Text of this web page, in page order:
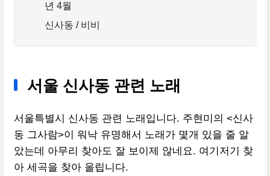
년 4월
신사동 / 비비
서울 신사동 관련 노래
서울특별시 신사동 관련 노래입니다. 주현미의 <신사
동 그사람>이 워낙 유명해서 노래가 몇개 있을 줄 알
았는데 아무리 찾아도 잘 보이제 않네요. 여기저기 찾
아 세곡을 찾아 올립니다.